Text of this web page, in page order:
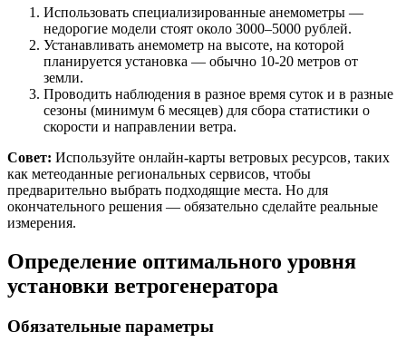
Использовать специализированные анемометры —
недорогие модели стоят около 3000–5000 рублей.
Устанавливать анемометр на высоте, на которой
планируется установка — обычно 10-20 метров от
земли.
Проводить наблюдения в разное время суток и в разные
сезоны (минимум 6 месяцев) для сбора статистики о
скорости и направлении ветра.
Совет: Используйте онлайн-карты ветровых ресурсов, таких
как метеоданные региональных сервисов, чтобы
предварительно выбрать подходящие места. Но для
окончательного решения — обязательно сделайте реальные
измерения.
Определение оптимального уровня
установки ветрогенератора
Обязательные параметры